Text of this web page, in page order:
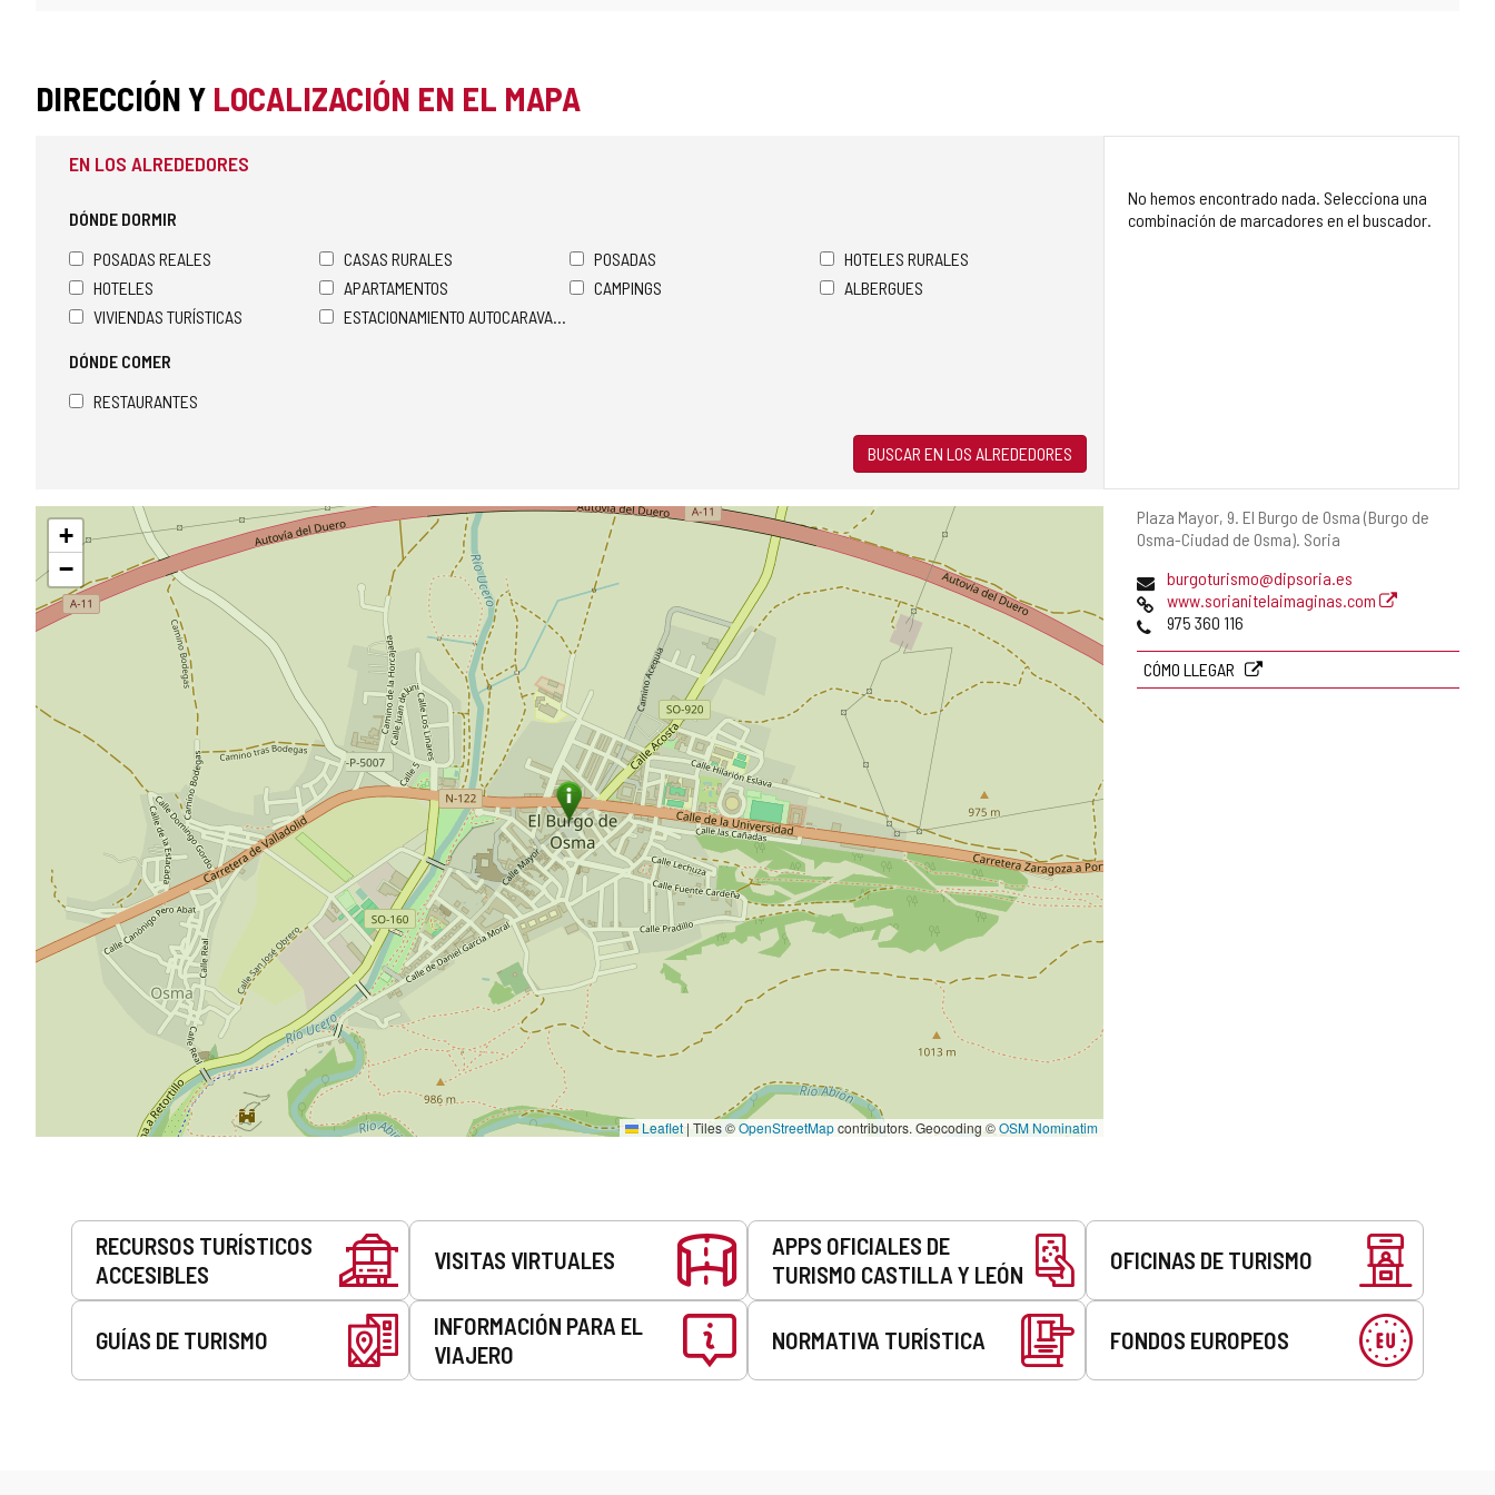
DIRECCIÓN Y LOCALIZACIÓN EN EL MAPA
Dirección
postal
Plaza Mayor, 9. El Burgo de Osma (Burgo de
Osma-Ciudad de Osma). Soria
Dirección
de
correo
burgoturismo@dipsoria.es
Página
Web
www.sorianitelaimaginas.com
Teléfonos
975 360 116
CÓMO LLEGAR
EN LOS ALREDEDORES
DÓNDE DORMIR
POSADAS REALES
CASAS RURALES POSADAS
HOTELES RURALES
HOTELES
APARTAMENTOS CAMPINGS
ALBERGUES
VIVIENDAS TURÍSTICAS
ESTACIONAMIENTO AUTOCARAVANAS
DÓNDE COMER
RESTAURANTES
BUSCAR EN LOS ALREDEDORES
No hemos encontrado nada. Selecciona una
combinación de marcadores en el buscador.
Saltar
mapa
+
−
Leaflet| Tiles ©OpenStreetMapcontributors. Geocoding ©OSM Nominatim
Servicios
RECURSOS TURÍSTICOS
ACCESIBLES
VISITAS VIRTUALES
APPS OFICIALES DE
TURISMO CASTILLA Y LEÓN
OFICINAS DE TURISMO
GUÍAS DE TURISMO
INFORMACIÓN PARA EL
VIAJERO
NORMATIVA TURÍSTICA FONDOS EUROPEOS